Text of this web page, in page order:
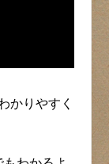
かりやすく